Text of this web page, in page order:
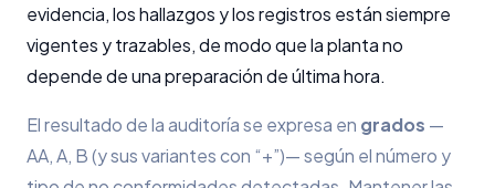
evidencia, los hallazgos y los registros están siempre
vigentes y trazables, de modo que la planta no
depende de una preparación de última hora.
El resultado de la auditoría se expresa en grados —
AA, A, B (y sus variantes con “+”)— según el número y